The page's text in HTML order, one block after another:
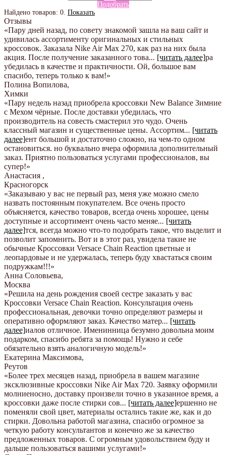
Подобрать
Найдено товаров: 0. Показать
Отзывы
«Пару дней назад, по совету знакомой зашла на ваш сайт и
удивилась ассортименту оригинальных и стильных
кроссовок. Заказала Nike Air Max 270, как раз на них была
акция. После получение заказанного това... [читать далее]ра
убедилась в качестве и практичности. Ой, большое вам
спасибо, теперь только к вам!»
Полина Вопилова,
Химки
«Пару недель назад приобрела кроссовки New Balance Зимние
с Мехом чёрные. После доставки убедилась, что
производитель на совесть смастерил это чудо. Очень
классный магазин и существенные цены. Ассортим... [читать
далее]ент большой и достаточно сложно, на чем-то одном
остановиться. но буквально вчера оформила дополнительный
заказ. Приятно пользоваться услугами профессионалов, вы
супер!»
Анастасия ,
Красногорск
«Заказываю у вас не первый раз, меня уже можно смело
назвать постоянным покупателем. Все очень просто
объясняется, качество товаров, всегда очень хорошее, цены
доступные и ассортимент очень часто меняе... [читать
далее]тся, всегда можно что-то подобрать такое, что выделит и
позволит запомнить. Вот и в этот раз, увидела такие не
обычные Кроссовки Versace Chain Reaction цветные и
леопардовые и не удержалась, теперь буду хвастаться своим
подружкам!!!»
Анна Соловьева,
Москва
«Решила на день рождения своей сестре заказать у вас
Кроссовки Versace Chain Reaction. Консультация очень
профессиональная, девочки точно определяют размеры и
оперативно оформляют заказ. Качество матер... [читать
далее]иалов отличное. Именинница безумно довольна моим
подарком, спасибо ребята за помощь! Нужно и себе
обязательно взять аналогичную модель!»
Екатерина Максимова,
Реутов
«Более трех месяцев назад, приобрела в вашем магазине
эксклюзивные кроссовки Nike Air Max 720. Заявку оформили
молниеносно, доставку произвели точно в указанное время, а
кроссовки даже после стирки сов... [читать далее]ершенно не
поменяли свой цвет, материалы остались такие же, как и до
стирки. Довольна работой магазина, спасибо огромное за
четкую работу консультантов и конечно же за качество
предложенных товаров. С огромным удовольствием буду и
дальше пользоваться вашими услугами!»